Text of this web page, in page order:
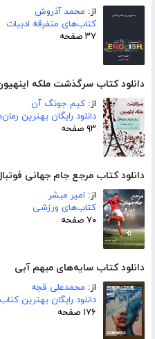
از: محمد آذروش
کتاب‌های متفرقه ادبیات
۳۷ صفحه
دانلود کتاب سرگذشت ملکه
از: کیم جونگ آن
دانلود رایگان بهترین
۹۳ صفحه
دانلود کتاب مرجع جام جهانی
از: امیر مبشر
کتاب‌های ورزشی
۷۰ صفحه
دانلود کتاب سایه‌های مبهم آبی
از: محمدعلی قجه
دانلود رایگان بهترین
۱۷۶ صفحه